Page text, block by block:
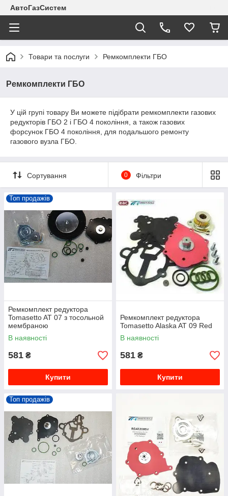
АвтоГазСистем
Товари та послуги Ремкомплекти ГБО
Ремкомплекти ГБО
​​​​​​У цій групі товару Ви можете підібрати ремкомплекти газових
редукторів ГБО 2 і ГБО 4 покоління, а також газових
форсунок ГБО 4 покоління, для подальшого ремонту
газового вузла ГБО.
Сортування 0 Фільтри
Топ продажів
Ремкомплект редуктора
Tomasetto AT 07 з тосольной
мембраною
В наявності
581 ₴
Купити
Ремкомплект редуктора
Tomasetto Alaska AT 09 Red
В наявності
581 ₴
Купити
Топ продажів